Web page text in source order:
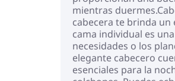
mientras
cabecera te brinda un
cama individual es
necesidades o los
elegante cabecero
esenciales para la